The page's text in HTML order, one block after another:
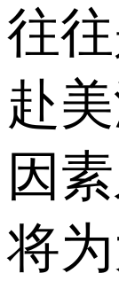
往
赴
因
将